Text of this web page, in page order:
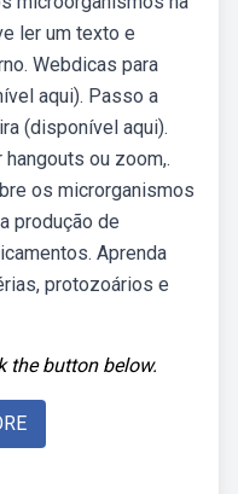
ler um texto e
Webdicas para
aqui). Passo a
(disponível aqui).
ou zoom,.
os microrganismos
produção de
Aprenda
protozoários e
the button below.